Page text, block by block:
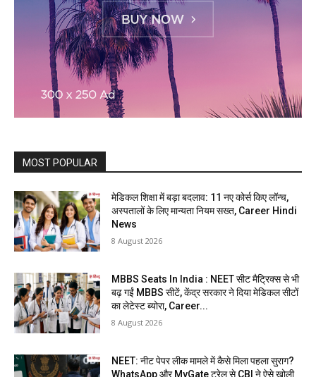
MOST POPULAR
मेडिकल शिक्षा में बड़ा बदलाव: 11 नए कोर्स किए लॉन्च,
अस्पतालों के लिए मान्यता नियम सख्त, Career Hindi
News
8 August 2026
MBBS Seats In India : NEET सीट मैट्रिक्स से भी
बढ़ गईं MBBS सीटें, केंद्र सरकार ने दिया मेडिकल सीटों
का लेटेस्ट ब्योरा, Career...
8 August 2026
NEET: नीट पेपर लीक मामले में कैसे मिला पहला सुराग?
WhatsApp और MyGate ट्रेल से CBI ने ऐसे खोली